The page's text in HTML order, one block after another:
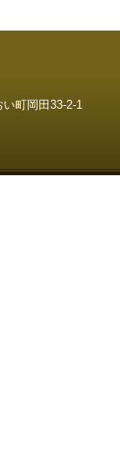
町岡田33-2-1